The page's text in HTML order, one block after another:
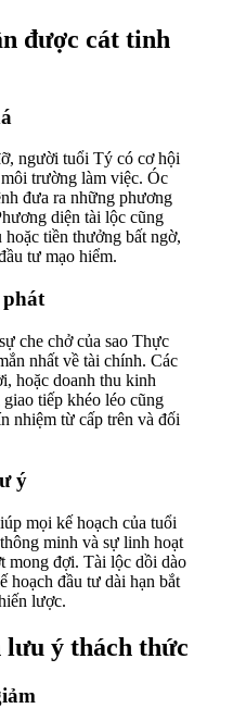
được cát tinh
người tuổi Tý có cơ hội
trường làm việc. Óc
đưa ra những phương
diện tài lộc cũng
tiền thưởng bất ngờ,
tư mạo hiểm.
che chở của sao Thực
nhất về tài chính. Các
hoặc doanh thu kinh
tiếp khéo léo cũng
nhiệm từ cấp trên và đối
ý
mọi kế hoạch của tuổi
minh và sự linh hoạt
mong đợi. Tài lộc dồi dào
hoạch đầu tư dài hạn bắt
lược.
lưu ý thách thức